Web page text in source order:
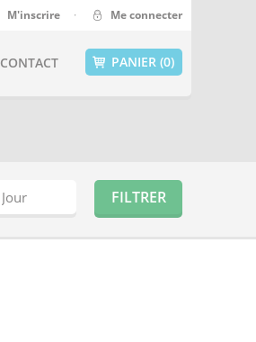
M'inscrire · Me connecter
PANIER (0)
CONTACT